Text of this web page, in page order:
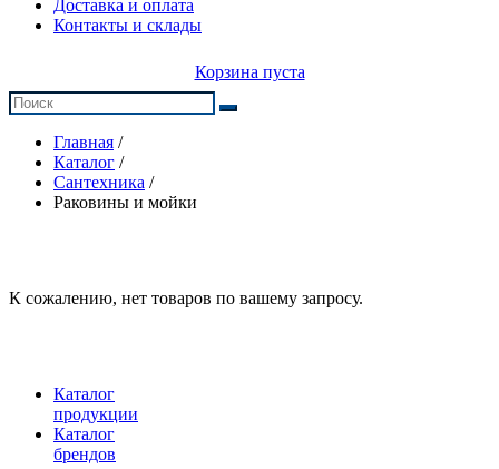
Доставка и оплата
Контакты и склады
Корзина пуста
Главная /
Каталог /
Сантехника /
Раковины и мойки
К сожалению, нет товаров по вашему запросу.
Каталог
продукции
Каталог
брендов